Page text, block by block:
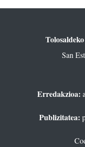
San
Erredakzioa:
Publizitatea: